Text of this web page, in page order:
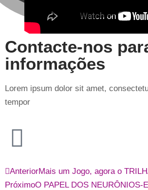
Contacte-nos
informações
Lorem ipsum dolor sit amet,
tempor
AnteriorMais um Jogo, agora o
PróximoO PAPEL DOS NEURÔNIOS-